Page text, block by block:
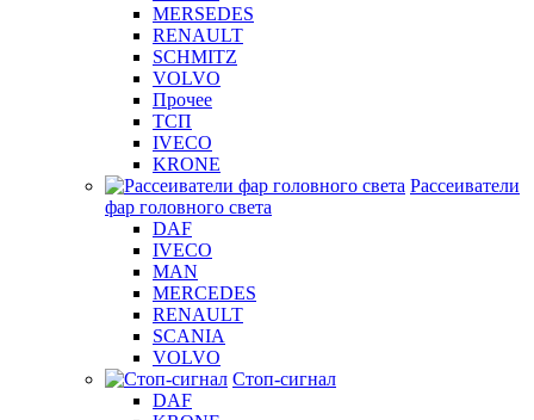
MERSEDES
RENAULT
SCHMITZ
VOLVO
Прочее
ТСП
IVECO
KRONE
Рассеиватели
фар головного света
DAF
IVECO
MAN
MERCEDES
RENAULT
SCANIA
VOLVO
Стоп-сигнал
DAF